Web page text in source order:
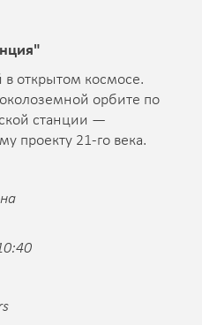
открытом кос­мосе.
орбите по
стан­ции —
проекту 21-го века.